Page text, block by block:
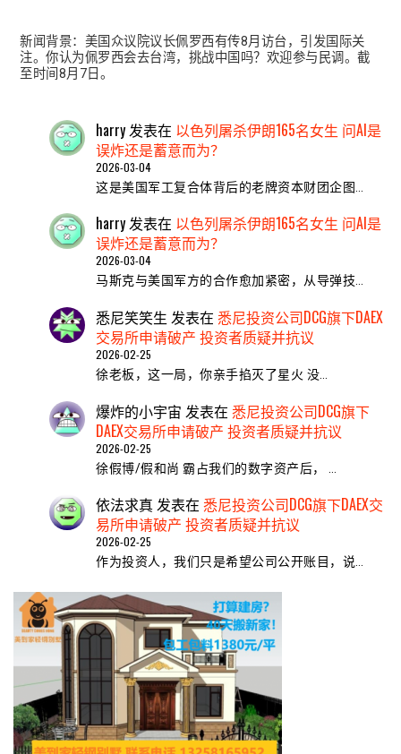
新闻背景：美国众议院议长佩罗西有传8月访台，引发国际关
注。你认为佩罗西会去台湾，挑战中国吗？欢迎参与民调。截
至时间8月7日。
harry 发表在 以色列屠杀伊朗165名女生 问AI是
误炸还是蓄意而为？
2026-03-04
这是美国军工复合体背后的老牌资本财团企图…
harry发表在 以色列屠杀伊朗165名女生 问AI是
误炸还是蓄意而为？
2026-03-04
马斯克与美国军方的合作愈加紧密，从导弹技…
悉尼笑笑生 发表在 悉尼投资公司DCG旗下DAEX
交易所申请破产 投资者质疑并抗议
2026-02-25
​徐老板，这一局，你亲手掐灭了星火 ​没…
爆炸的小宇宙 发表在 悉尼投资公司DCG旗下
DAEX交易所申请破产 投资者质疑并抗议
2026-02-25
徐假博/假和尚 霸占我们的数字资产后， …
依法求真发表在 悉尼投资公司DCG旗下DAEX交
易所申请破产 投资者质疑并抗议
2026-02-25
作为投资人，我们只是希望公司公开账目，说…